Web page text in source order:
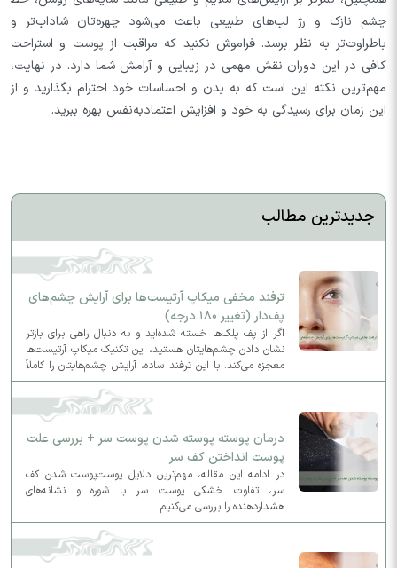
جدیدترین مطالب
ترفند مخفی میکاپ آرتیست‌ها برای آرایش چشم‌های
پف‌دار (تغییر ۱۸۰ درجه)
اگر از پف پلک‌ها خسته شده‌اید و به دنبال راهی برای بازتر
نشان دادن چشم‌هایتان هستید، این تکنیک میکاپ آرتیست‌ها
معجزه می‌کند. با این ترفند ساده، آرایش چشم‌هایتان را کاملاً
متحول کنید و ظاهری لیفت‌شده و جذاب به چهره بدهید.
درمان پوسته پوسته شدن پوست سر + بررسی علت
پوست انداختن کف سر
در ادامه این مقاله، مهم‌ترین دلایل پوست‌پوست شدن کف
سر، تفاوت خشکی پوست سر با شوره و نشانه‌های
هشداردهنده را بررسی می‌کنیم.
چشم نازک و رژ لب‌های طبیعی باعث می‌شود چهره‌تان شاداب‌تر و
باطراوت‌تر به نظر برسد. فراموش نکنید که مراقبت از پوست و استراحت
کافی در این دوران نقش مهمی در زیبایی و آرامش شما دارد. در نهایت،
مهم‌ترین نکته این است که به بدن و احساسات خود احترام بگذارید و از
این زمان برای رسیدگی به خود و افزایش اعتمادبه‌نفس بهره ببرید.